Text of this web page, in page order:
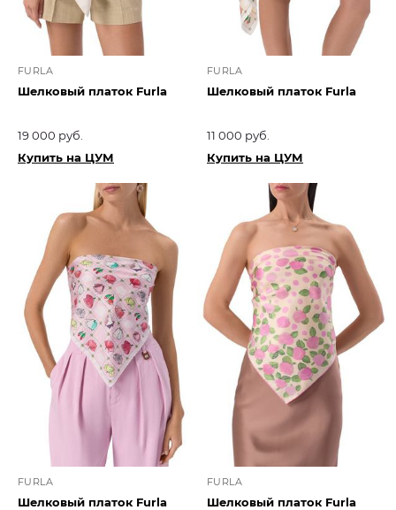
FURLA
Шелковый платок Furla
19 000 руб.
Купить на ЦУМ
FURLA
Шелковый платок Furla
11 000 руб.
Купить на ЦУМ
FURLA
Шелковый платок Furla
FURLA
Шелковый платок Furla